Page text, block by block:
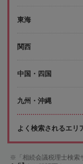
東海
関西
中国・四国
九州・沖縄
よく検索されるエリ
「相続会議税理士検